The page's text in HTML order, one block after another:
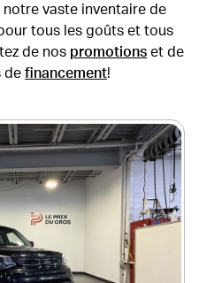
vaste inventaire de
tous les goûts et tous
de nos promotions et de
de financement!